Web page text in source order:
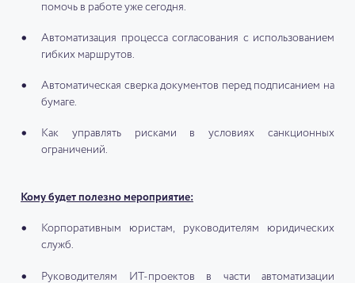
помочь в работе уже сегодня.
Автоматизация процесса согласования с использованием
гибких маршрутов.
Автоматическая сверка документов перед подписанием на
бумаге.
Как управлять рисками в условиях санкционных
ограничений.
Кому будет полезно мероприятие:
Корпоративным юристам, руководителям юридических
служб.
Руководителям ИТ-проектов в части автоматизации